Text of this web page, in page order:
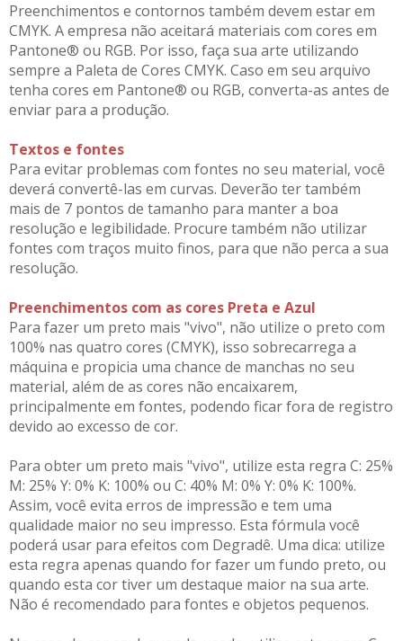
Preenchimentos e contornos também devem estar em
CMYK. A empresa não aceitará materiais com cores em
Pantone® ou RGB. Por isso, faça sua arte utilizando
sempre a Paleta de Cores CMYK. Caso em seu arquivo
tenha cores em Pantone® ou RGB, converta-as antes de
enviar para a produção.
Textos e fontes
Para evitar problemas com fontes no seu material, você
deverá convertê-las em curvas. Deverão ter também
mais de 7 pontos de tamanho para manter a boa
resolução e legibilidade. Procure também não utilizar
fontes com traços muito finos, para que não perca a sua
resolução.
Preenchimentos com as cores Preta e Azul
Para fazer um preto mais "vivo", não utilize o preto com
100% nas quatro cores (CMYK), isso sobrecarrega a
máquina e propicia uma chance de manchas no seu
material, além de as cores não encaixarem,
principalmente em fontes, podendo ficar fora de registro
devido ao excesso de cor.
Para obter um preto mais "vivo", utilize esta regra C: 25%
M: 25% Y: 0% K: 100% ou C: 40% M: 0% Y: 0% K: 100%.
Assim, você evita erros de impressão e tem uma
qualidade maior no seu impresso. Esta fórmula você
poderá usar para efeitos com Degradê. Uma dica: utilize
esta regra apenas quando for fazer um fundo preto, ou
quando esta cor tiver um destaque maior na sua arte.
Não é recomendado para fontes e objetos pequenos.